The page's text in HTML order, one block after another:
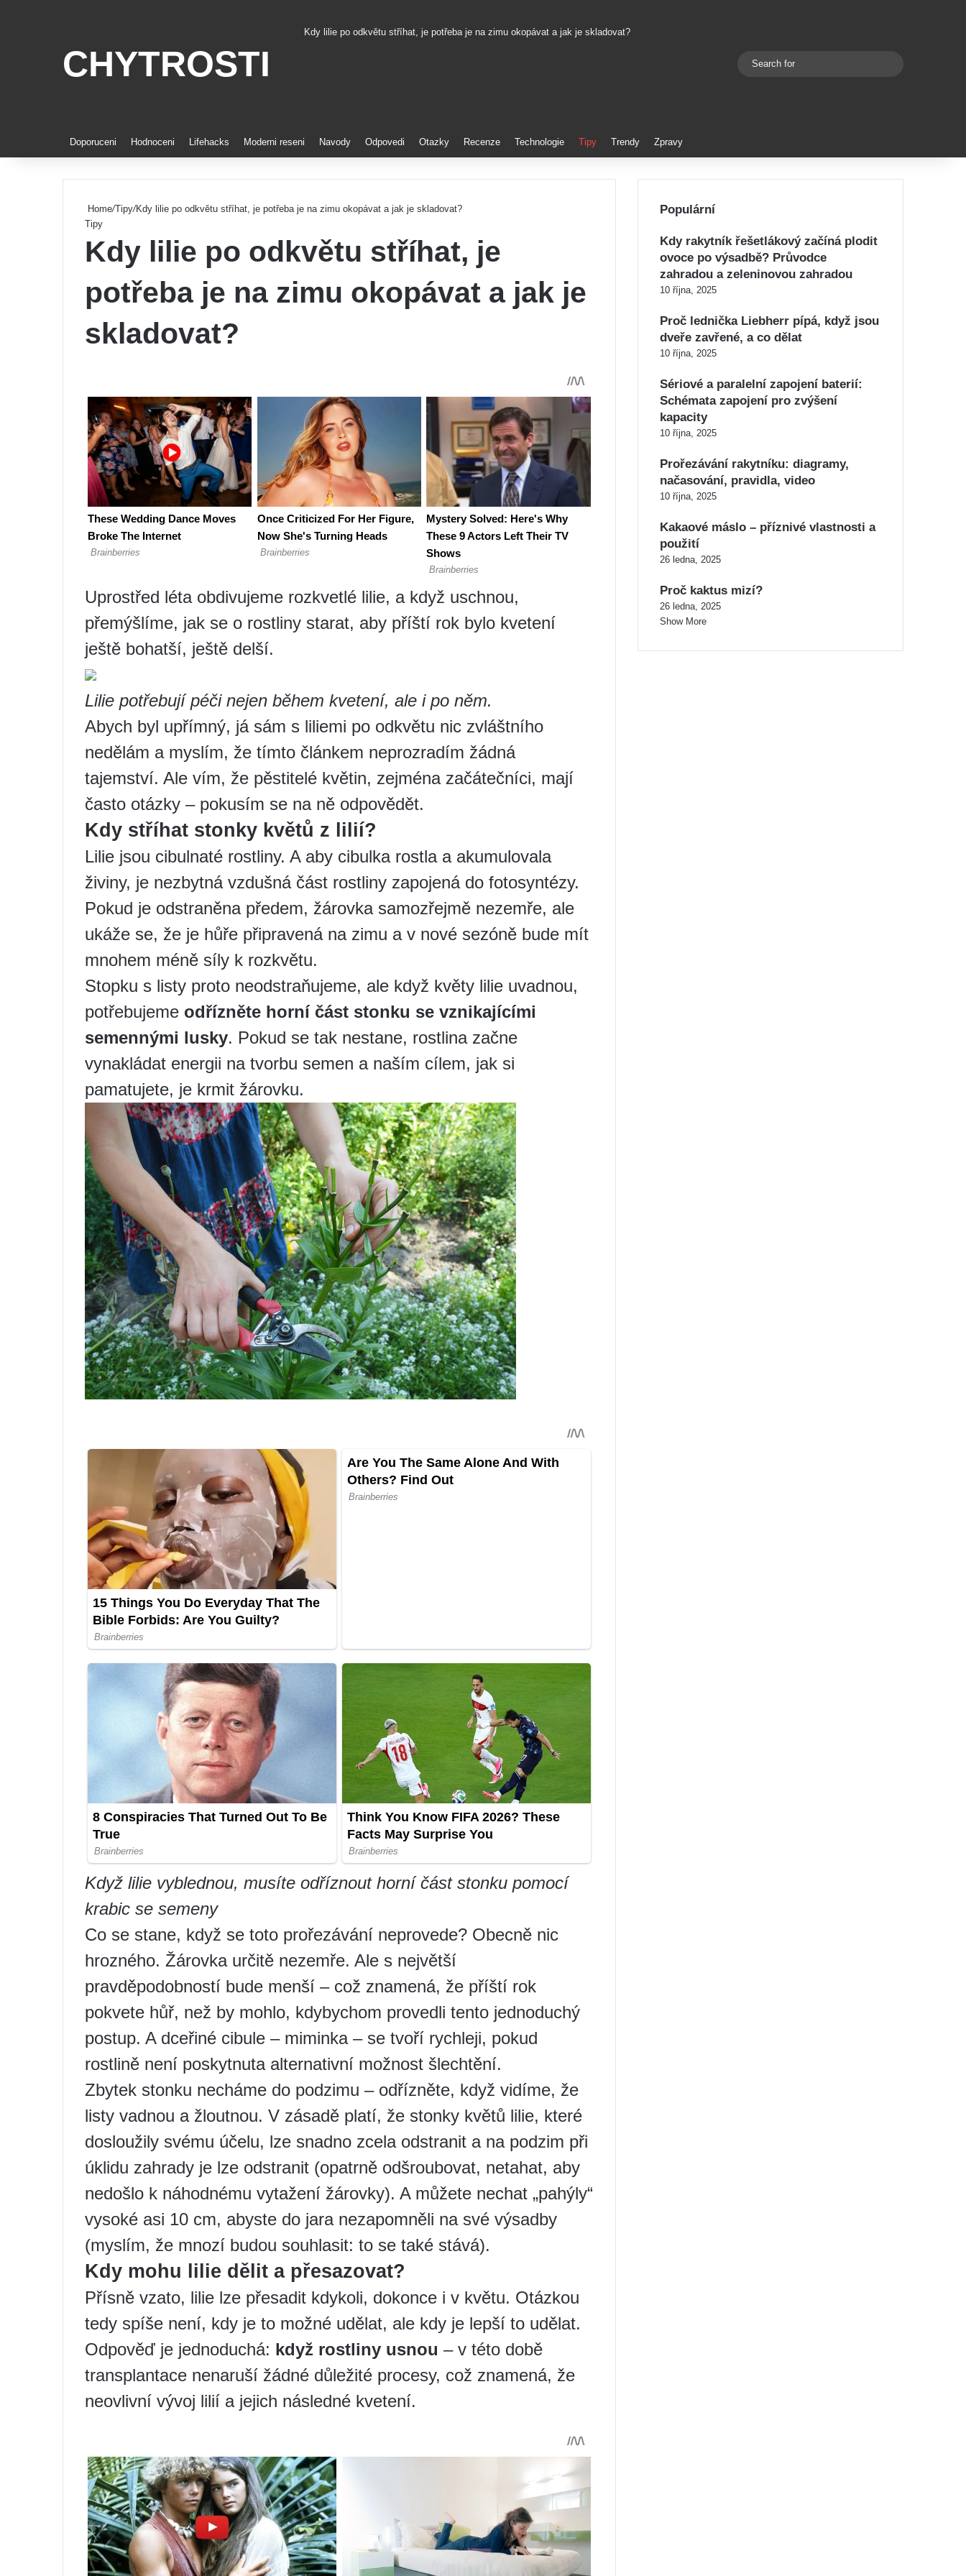
CHYTROSTI
Kdy lilie po odkvětu stříhat, je potřeba je na zimu okopávat a jak je skladovat?
Switch skin
Doporuceni Hodnoceni Lifehacks Moderni reseni Navody Odpovedi Otazky Recenze Technologie Tipy Trendy Zpravy
Home/Tipy/Kdy lilie po odkvětu stříhat, je potřeba je na zimu okopávat a jak je skladovat?
Tipy
Kdy lilie po odkvětu stříhat, je
potřeba je na zimu okopávat a jak je
skladovat?
Uprostřed léta obdivujeme rozkvetlé lilie, a když uschnou,
přemýšlíme, jak se o rostliny starat, aby příští rok bylo kvetení
ještě bohatší, ještě delší.
Lilie potřebují péči nejen během kvetení, ale i po něm.
Abych byl upřímný, já sám s liliemi po odkvětu nic zvláštního
nedělám a myslím, že tímto článkem neprozradím žádná
tajemství. Ale vím, že pěstitelé květin, zejména začátečníci, mají
často otázky – pokusím se na ně odpovědět.
Kdy stříhat stonky květů z lilií?
Lilie jsou cibulnaté rostliny. A aby cibulka rostla a akumulovala
živiny, je nezbytná vzdušná část rostliny zapojená do fotosyntézy.
Pokud je odstraněna předem, žárovka samozřejmě nezemře, ale
ukáže se, že je hůře připravená na zimu a v nové sezóně bude mít
mnohem méně síly k rozkvětu.
Stopku s listy proto neodstraňujeme, ale když květy lilie uvadnou,
potřebujeme odřízněte horní část stonku se vznikajícími
semennými lusky. Pokud se tak nestane, rostlina začne
vynakládat energii na tvorbu semen a naším cílem, jak si
pamatujete, je krmit žárovku.
Když lilie vyblednou, musíte odříznout horní část stonku pomocí
krabic se semeny
Co se stane, když se toto prořezávání neprovede? Obecně nic
hrozného. Žárovka určitě nezemře. Ale s největší
pravděpodobností bude menší – což znamená, že příští rok
pokvete hůř, než by mohlo, kdybychom provedli tento jednoduchý
postup. A dceřiné cibule – miminka – se tvoří rychleji, pokud
rostlině není poskytnuta alternativní možnost šlechtění.
Zbytek stonku necháme do podzimu – odřízněte, když vidíme, že
listy vadnou a žloutnou. V zásadě platí, že stonky květů lilie, které
dosloužily svému účelu, lze snadno zcela odstranit a na podzim při
úklidu zahrady je lze odstranit (opatrně odšroubovat, netahat, aby
nedošlo k náhodnému vytažení žárovky). A můžete nechat „pahýly“
vysoké asi 10 cm, abyste do jara nezapomněli na své výsadby
(myslím, že mnozí budou souhlasit: to se také stává).
Kdy mohu lilie dělit a přesazovat?
Přísně vzato, lilie lze přesadit kdykoli, dokonce i v květu. Otázkou
tedy spíše není, kdy je to možné udělat, ale kdy je lepší to udělat.
Odpověď je jednoduchá: když rostliny usnou – v této době
transplantace nenaruší žádné důležité procesy, což znamená, že
neovlivní vývoj lilií a jejich následné kvetení.
Populární
Kdy rakytník řešetlákový začíná plodit
ovoce po výsadbě? Průvodce
zahradou a zeleninovou zahradou
10 října, 2025
Proč lednička Liebherr pípá, když jsou
dveře zavřené, a co dělat
10 října, 2025
Sériové a paralelní zapojení baterií:
Schémata zapojení pro zvýšení
kapacity
10 října, 2025
Prořezávání rakytníku: diagramy,
načasování, pravidla, video
10 října, 2025
Kakaové máslo – příznivé vlastnosti a
použití
26 ledna, 2025
Proč kaktus mizí?
26 ledna, 2025
Show More